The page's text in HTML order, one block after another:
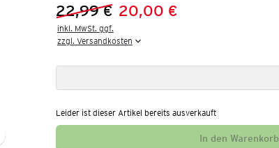
Vorheriger Preis:
22,99 €
Neuer Preis:20,00 €
inkl. MwSt. ggf.
zzgl. Versandkosten
Leider ist dieser Artikel bereits ausverkauft
In den Warenkorb